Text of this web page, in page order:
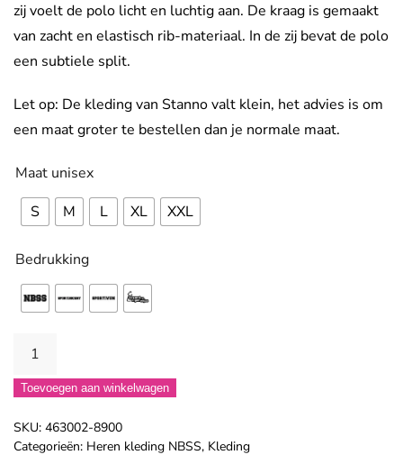
zij voelt de polo licht en luchtig aan. De kraag is gemaakt
van zacht en elastisch rib-materiaal. In de zij bevat de polo
een subtiele split.
Let op: De kleding van Stanno valt klein, het advies is om
een maat groter te bestellen dan je normale maat.
Maat unisex
S
M L XL XXL
Bedrukking
Pride
-
Black
Anthracite
Toevoegen aan winkelwagen
SKU: 463002-8900
Categorieën: Heren kleding NBSS, Kleding